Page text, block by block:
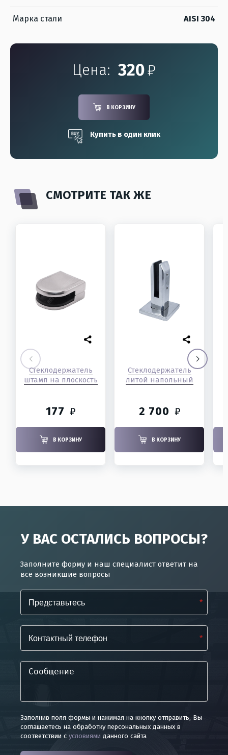
Марка стали AISI 304
Цена: 320₽
В КОРЗИНУ
Купить в один клик
СМОТРИТЕ ТАК ЖЕ
Стеклодержатель
штамп на плоскость
177 ₽
В КОРЗИНУ
Стеклодержатель
литой напольный
2 700 ₽
В КОРЗИНУ
У ВАС ОСТАЛИСЬ ВОПРОСЫ?
Заполните форму и наш специалист ответит на
все возникшие вопросы
*
*
Заполнив поля формы и нажимая на кнопку отправить, Вы
соглашаетесь на обработку персональных данных в
соответствии с условиями данного сайта